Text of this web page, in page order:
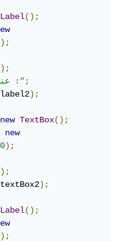
Label();
);
);
"عنوانه :";
label2);
new TextBox();
new
);
);
textBox2);
Label();
);